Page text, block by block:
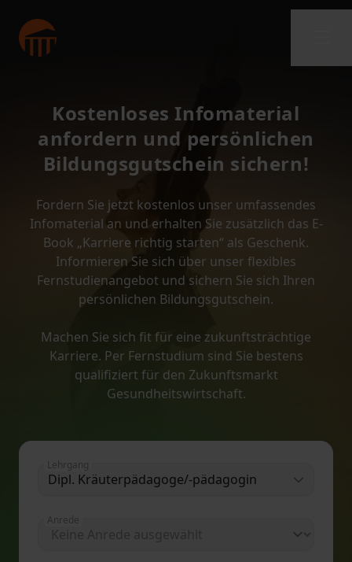
Kostenloses Infomaterial
anfordern und persönlichen
Bildungsgutschein sichern!
Fordern Sie jetzt kostenlos unser umfassendes
Infomaterial an und erhalten Sie zusätzlich das E-
Book „Karriere richtig starten“ als Geschenk.
Informieren Sie sich über unser flexibles
Fernstudienangebot und sichern Sie sich Ihren
persönlichen Bildungsgutschein.
Machen Sie sich fit für eine zukunftsträchtige
Karriere. Per Fernstudium sind Sie bestens
qualifiziert für den Zukunftsmarkt
Gesundheitswirtschaft.
Lehrgang
Dipl. Kräuterpädagoge/-pädagogin
Anrede